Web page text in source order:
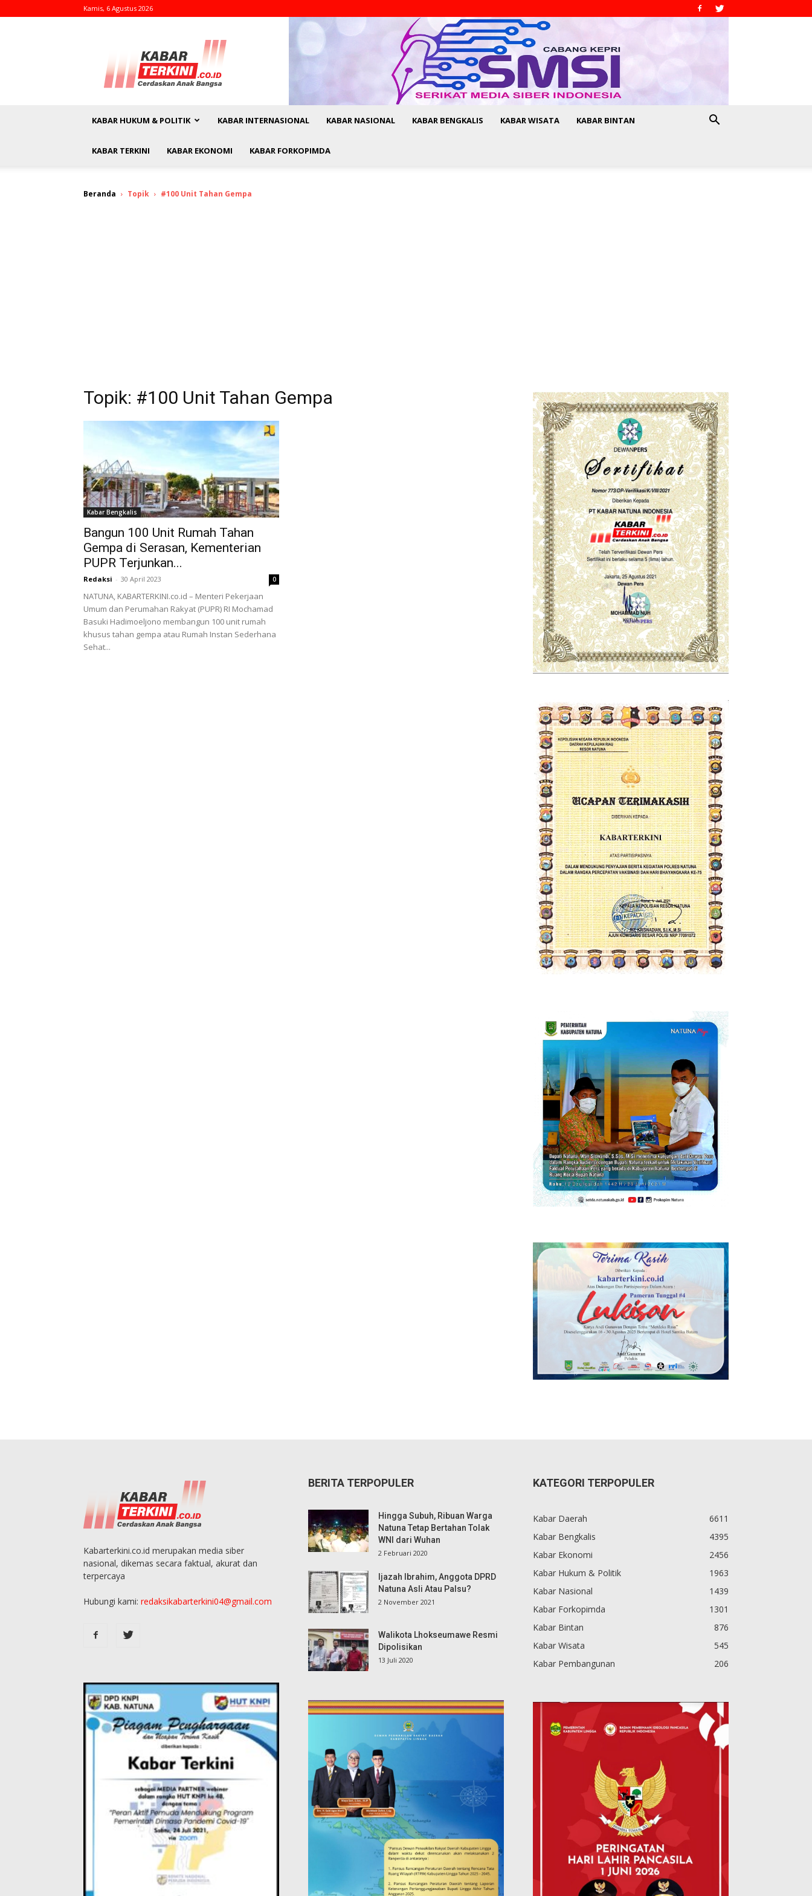
Kamis, 6 Agustus 2026
kabarterkini.co.id
KABAR HUKUM & POLITIK KABAR INTERNASIONAL KABAR NASIONAL KABAR BENGKALIS KABAR WISATA KABAR BINTAN
KABAR TERKINI KABAR EKONOMI KABAR FORKOPIMDA
Beranda Topik #100 Unit Tahan Gempa
Topik: #100 Unit Tahan Gempa
Kabar Bengkalis
Bangun 100 Unit Rumah Tahan
Gempa di Serasan, Kementerian
PUPR Terjunkan...
Redaksi - 30 April 2023 0
NATUNA, KABARTERKINI.co.id – Menteri Pekerjaan
Umum dan Perumahan Rakyat (PUPR) RI Mochamad
Basuki Hadimoeljono membangun 100 unit rumah
khusus tahan gempa atau Rumah Instan Sederhana
Sehat...
Kabarterkini.co.id merupakan media siber
nasional, dikemas secara faktual, akurat dan
terpercaya
Hubungi kami: redaksikabarterkini04@gmail.com
BERITA TERPOPULER
Hingga Subuh, Ribuan Warga
Natuna Tetap Bertahan Tolak
WNI dari Wuhan
2 Februari 2020
Ijazah Ibrahim, Anggota DPRD
Natuna Asli Atau Palsu?
2 November 2021
Walikota Lhokseumawe Resmi
Dipolisikan
13 Juli 2020
KATEGORI TERPOPULER
Kabar Daerah
6611
Kabar Bengkalis
4395
Kabar Ekonomi
2456
Kabar Hukum & Politik
1963
Kabar Nasional
1439
Kabar Forkopimda
1301
Kabar Bintan
876
Kabar Wisata
545
Kabar Pembangunan
206